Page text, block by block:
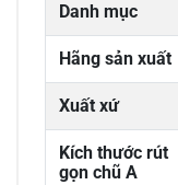
Danh mục
Hãng sản xuất
Xuất xứ
Kích thước rút
gọn chũ A